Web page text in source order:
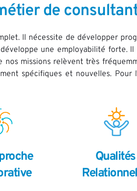
de
Il nécessite de développer
une employabilité forte.
nos missions relèvent très
spécifiques et nouvelles.
Qualités